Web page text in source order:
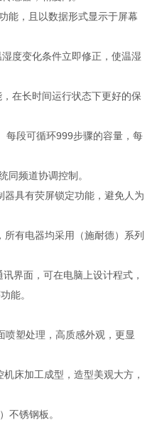
能，且以数据形式显示于屏幕
度变化条件立即修正，使温湿
在长时间运行状态下更好的保
每段可循环999步骤的容量，每
同频道协调控制。
具有荧屏锁定功能，避免人为
有电器均采用（施耐德）系列
界面，可在电脑上设计程式，
能。
喷塑处理，高质感外观，更显
床加工成型，造型美观大方，
不锈钢板。